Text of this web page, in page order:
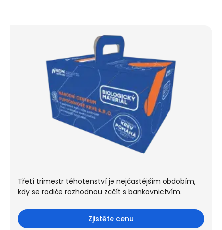
Třetí trimestr těhotenství je nejčastějším obdobím,
kdy se rodiče rozhodnou začít s bankovnictvím.
Zjistěte cenu